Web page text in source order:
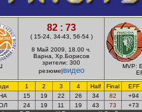
82 : 73
( 15-24, 34-43, 56-54 )
8 Май 2009, 18.00 ч.
Варна, Хр.Борисов
зрители: 300
резюме|видео
MVP:
1 2 3 4 Half Final
EFF
15 19 22 26 34 82
+94
24 19 11 19 43 73
+73